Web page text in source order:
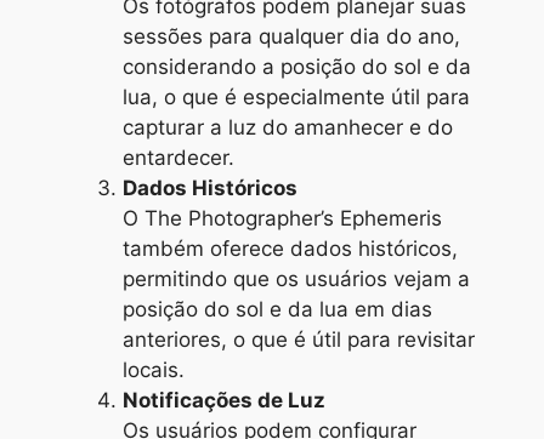
Os fotógrafos podem planejar suas
sessões para qualquer dia do ano,
considerando a posição do sol e da
lua, o que é especialmente útil para
capturar a luz do amanhecer e do
entardecer.
Dados Históricos
O The Photographer’s Ephemeris
também oferece dados históricos,
permitindo que os usuários vejam a
posição do sol e da lua em dias
anteriores, o que é útil para revisitar
locais.
Notificações de Luz
Os usuários podem configurar